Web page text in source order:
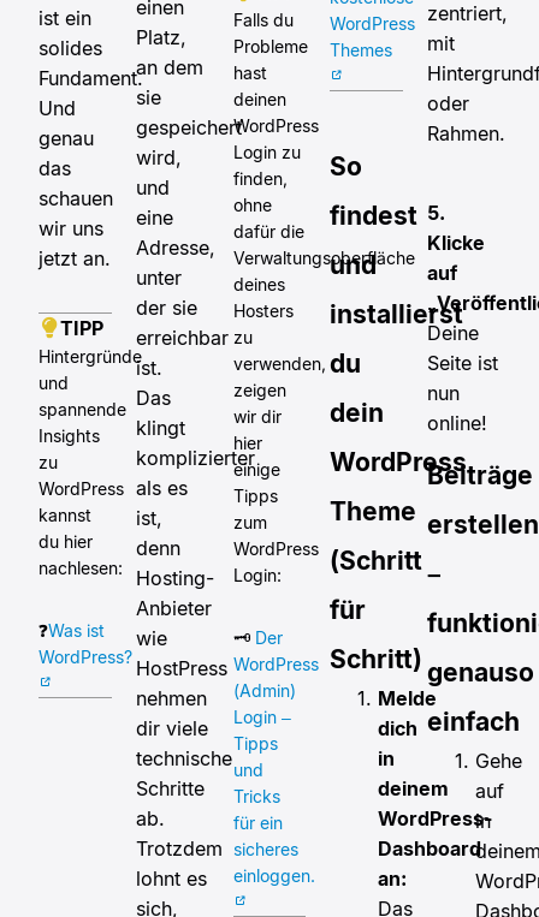
ist ein
solides
Fundament.
Und
genau
das
schauen
wir uns
jetzt an.
TIPP
Hintergründe
und
spannende
Insights
zu
WordPress
kannst
du hier
nachlesen:
❓Was ist
WordPress?
einen
Platz,
an dem
sie
gespeichert
wird,
und
eine
Adresse,
unter
der sie
erreichbar
ist.
Das
klingt
komplizierter
als es
ist,
denn
Hosting-
Anbieter
wie
HostPress
nehmen
dir viele
technische
Schritte
ab.
Trotzdem
lohnt es
sich,
Falls du
Probleme
hast
deinen
WordPress
Login zu
finden,
ohne
dafür die
Verwaltungsoberfläche
deines
Hosters
zu
verwenden,
zeigen
wir dir
hier
einige
Tipps
zum
WordPress
Login:
🗝️ Der
WordPress
(Admin)
Login –
Tipps
und
Tricks
für ein
sicheres
einloggen.
WordPress
Themes
So
findest
und
installierst
du
dein
WordPress
Theme
(Schritt
für
Schritt)
Melde
dich
in
deinem
WordPress-
Dashboard
an:
Das
zentriert,
mit
oder
Rahmen.
5.
Klicke
auf
Deine
Seite ist
nun
online!
Beiträge
erstellen
–
genauso
einfach
Gehe
auf
in